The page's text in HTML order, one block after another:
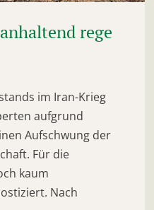
rege
im Iran-Krieg
aufgrund
Aufschwung der
Für die
kaum
Nach